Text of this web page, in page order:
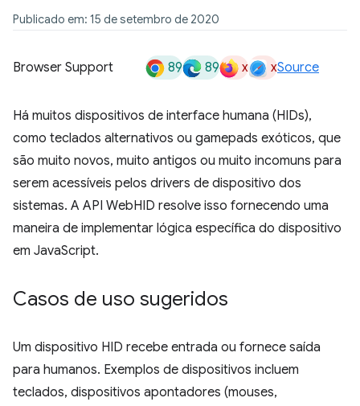
Publicado em: 15 de setembro de 2020
Browser Support 89 89 x xSource
Há muitos dispositivos de interface humana (HIDs),
como teclados alternativos ou gamepads exóticos, que
são muito novos, muito antigos ou muito incomuns para
serem acessíveis pelos drivers de dispositivo dos
sistemas. A API WebHID resolve isso fornecendo uma
maneira de implementar lógica específica do dispositivo
em JavaScript.
Casos de uso sugeridos
Um dispositivo HID recebe entrada ou fornece saída
para humanos. Exemplos de dispositivos incluem
teclados, dispositivos apontadores (mouses,